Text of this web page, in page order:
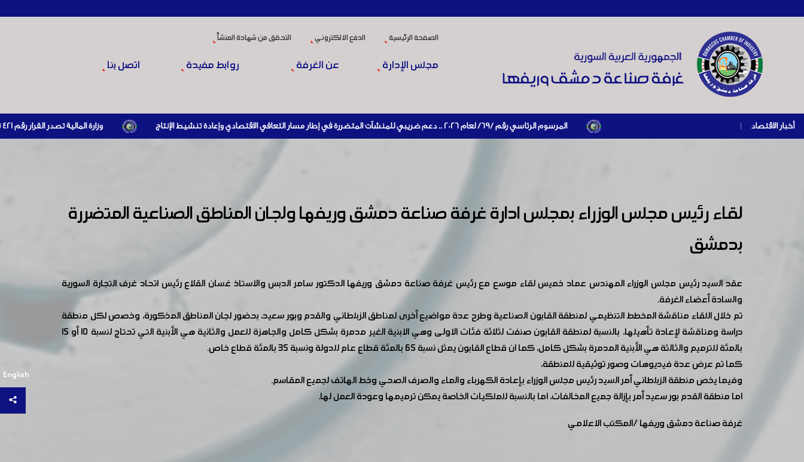
الصفحة الرئيسية الدفع الالكتروني التحقق من شهادة المنشأ
مجلس الإدارة عن الغرفة روابط مفيدة اتصل بنا
أخبار الاقتصاد | المرسوم الرئاسي رقم /69/ لعام 2026 .. دعم ضريبي للمنشآت المتضررة في إطار مسار التعافي الاقتصادي وإعادة تنشيط الإنتاج وزارة المالية تصدر القرار رقم 421 تاريخ 24/3/2026 المتضمن الزام المستوردين بإبراز براءة ذمة مالية سارية صادرة عن الهيئة العامة للضرائب والرسوم أو مديرياتها عند القيام بعمليات الاستيراد
English
لقاء رئيس مجلس الوزراء بمجلس ادارة غرفة صناعة دمشق وريفها ولجان المناطق الصناعية المتضررة
بدمشق
عقد السيد رئيس مجلس الوزراء المهندس عماد خميس لقاء موسع مع رئيس غرفة صناعة دمشق وريفها الدكتور سامر الدبس والاستاذ غسان القلاع رئيس اتحاد غرف التجارة السورية
والسادة أعضاء الغرفة.
تم خلال اللقاء مناقشة المخطط التنظيمي لمنطقة القابون الصناعية وطرح عدة مواضيع أخرى لمناطق الزبلطاني والقدم وبور سعيد، بحضور لجان المناطق المذكورة، وخصص لكل منطقة
دراسة ومناقشة لإعادة تأهيلها، بالنسبة لمنطقة القابون صنفت لثلاثة فئات الاولى وهي الابنية الغير مدمرة بشكل كامل والجاهزة للعمل والثانية هي الأبنية التي تحتاج لنسبة 10 أو 15
بالمئة للترميم والثالثة هي الأبنية المدمرة بشكل كامل، كما ان قطاع القابون يمثل نسبة 65 بالمئة قطاع عام للدولة ونسبة 35 بالمئة قطاع خاص.
كما تم عرض عدة فيديوهات وصور توثيقية للمنطقة،
وفيما يخص منطقة الزبلطاني أمر السيد رئيس مجلس الوزراء بإعادة الكهرباء والماء والصرف الصحي وخط الهاتف لجميع المقاسم.
اما منطقة القدم بور سعيد أمر بإزالة جميع المخالفات، اما بالنسبة للملكيات الخاصة يمكن ترميمها وعودة العمل لها.
غرفة صناعة دمشق وريفها /المكتب الاعلامي